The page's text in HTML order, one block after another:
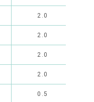
2.0
2.0
2.0
2.0
0.5